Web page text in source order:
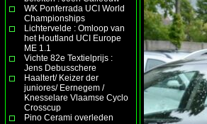
WK Ponferrada UCI World
Championships
Lichtervelde : Omloop van
het Houtland UCI Europe
ME 1.1
Vichte 82e Textielprijs :
Jens Debusschere
Haaltert/ Keizer der
juniores/ Eernegem /
Knesselare Vlaamse Cyclo
Crosscup
Pino Cerami overleden